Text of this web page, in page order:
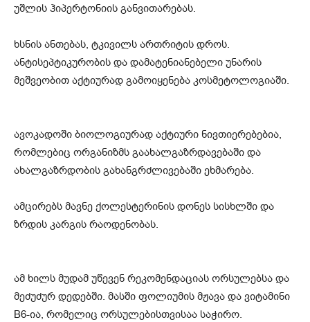
უშლის ჰიპერტონიის განვითარებას.
ხსნის ანთებას, ტკივილს ართრიტის დროს.
ანტისეპტიკურობის და დამატენიანებელი უნარის
მეშვეობით აქტიურად გამოიყენება კოსმეტოლოგიაში.
ავოკადოში ბიოლოგიურად აქტიური ნივთიერებებია,
რომლებიც ორგანიზმს გაახალგაზრდავებაში და
ახალგაზრდობის გახანგრძლივებაში ეხმარება.
ამცირებს მავნე ქოლესტერინის დონეს სისხლში და
ზრდის კარგის რაოდენობას.
ამ ხილს მუდამ უწევენ რეკომენდაციას ორსულებსა და
მეძუძურ დედებში. მასში ფოლიუმის მჟავა და ვიტამინი
B6-ია, რომელიც ორსულებისთვისაა საჭირო.